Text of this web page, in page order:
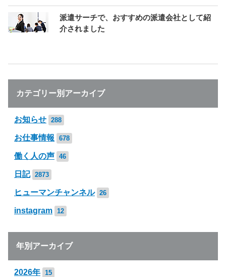
派遣サーチで、おすすめの派遣会社として紹
介されました
カテゴリー別アーカイブ
お知らせ 288
お仕事情報 678
働く人の声 46
日記 2873
ヒューマンチャンネル 26
instagram 12
年別アーカイブ
2026年 15